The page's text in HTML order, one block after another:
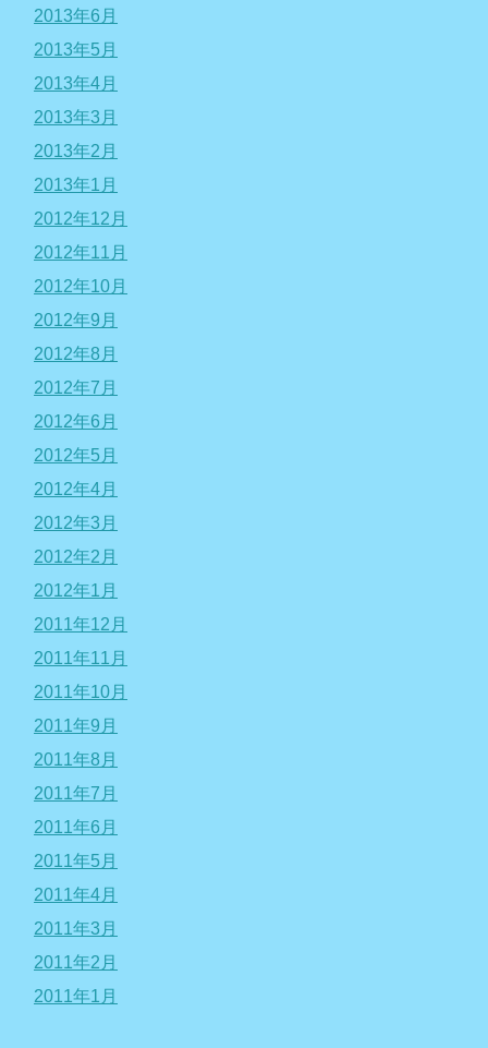
2013年6月
2013年5月
2013年4月
2013年3月
2013年2月
2013年1月
2012年12月
2012年11月
2012年10月
2012年9月
2012年8月
2012年7月
2012年6月
2012年5月
2012年4月
2012年3月
2012年2月
2012年1月
2011年12月
2011年11月
2011年10月
2011年9月
2011年8月
2011年7月
2011年6月
2011年5月
2011年4月
2011年3月
2011年2月
2011年1月